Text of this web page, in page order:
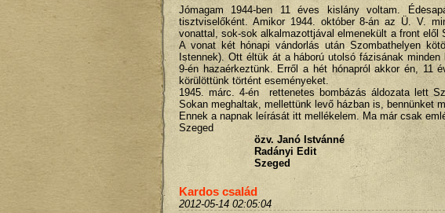
Jómagam 1944-ben 11 éves kislány voltam.
tisztviselőként. Amikor 1944. október 8-án az Ü. V.
vonattal, sok-sok alkalmazottjával elmenekült a front
A vonat két hónapi vándorlás után Szombathelyen
Istennek). Ott éltük át a háború utolsó fázisának
9-én hazaérkeztünk. Erről a hét hónapról akkor én, 11
körülöttünk történt eseményeket.
1945. márc. 4-én rettenetes bombázás áldozata lett
Sokan meghaltak, mellettünk levő házban is, bennünket
Ennek a napnak leírását itt mellékelem. Ma már csak
Szeged
özv. Janó Istvánné
Radányi Edit
Szeged
Kardos család
2012-05-14 02:05:04